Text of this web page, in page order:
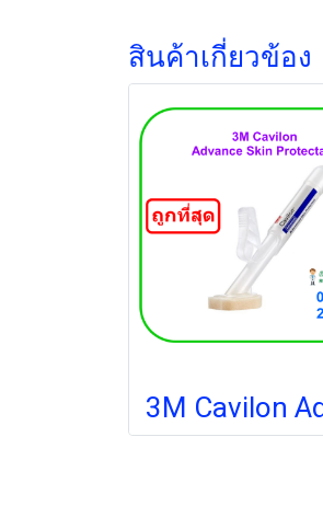
สินค้าเกี่ยวข้อง